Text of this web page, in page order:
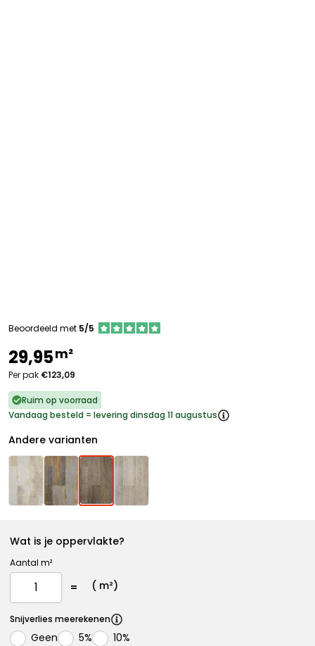
Beoordeeld met 5/5
29,95m²
Per pak €123,09
Ruim op voorraad
Vandaag besteld = levering dinsdag 11 augustus
Andere varianten
Wat is je oppervlakte?
Aantal m²
( m²)
Snijverlies meerekenen
Geen 5% 10%